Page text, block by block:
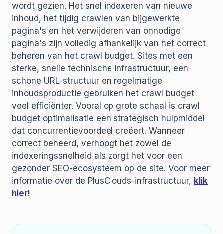
wordt gezien. Het snel indexeren van nieuwe
inhoud, het tijdig crawlen van bijgewerkte
pagina's en het verwijderen van onnodige
pagina's zijn volledig afhankelijk van het correct
beheren van het crawl budget. Sites met een
sterke, snelle technische infrastructuur, een
schone URL-structuur en regelmatige
inhoudsproductie gebruiken het crawl budget
veel efficiënter. Vooral op grote schaal is crawl
budget optimalisatie een strategisch hulpmiddel
dat concurrentievoordeel creëert. Wanneer
correct beheerd, verhoogt het zowel de
indexeringssnelheid als zorgt het voor een
gezonder SEO-ecosysteem op de site. Voor meer
informatie over de PlusClouds-infrastructuur, klik
hier!